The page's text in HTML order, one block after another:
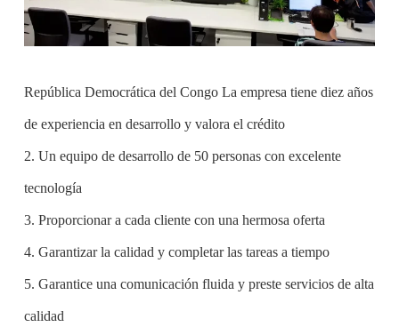
República Democrática del Congo La empresa tiene diez años
de experiencia en desarrollo y valora el crédito
2. Un equipo de desarrollo de 50 personas con excelente
tecnología
3. Proporcionar a cada cliente con una hermosa oferta
4. Garantizar la calidad y completar las tareas a tiempo
5. Garantice una comunicación fluida y preste servicios de alta
calidad